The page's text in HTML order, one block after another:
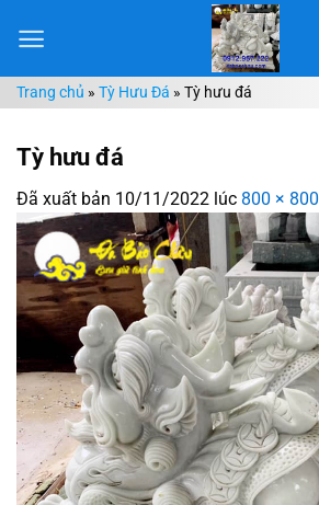
đến
dungTrang chủ » Tỳ Hưu Đá » Tỳ hưu đá
Tỳ hưu đá
Đã xuất bản 10/11/2022 lúc 800 × 800